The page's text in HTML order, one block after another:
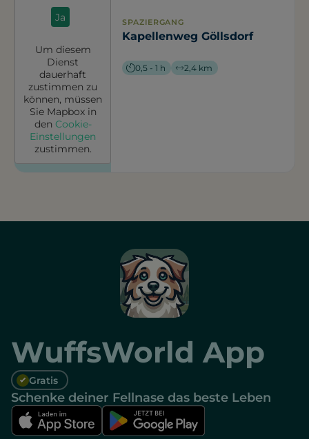
Ja
Um diesem
Dienst
dauerhaft
zustimmen zu
können, müssen
Sie Mapboxin
den Cookie-
Einstellungen
zustimmen.
SPAZIERGANG
Kapellenweg Göllsdorf
0,5 - 1 h 2,4 km
WuffsWorld App
Gratis
Schenke deiner Fellnase das beste Leben